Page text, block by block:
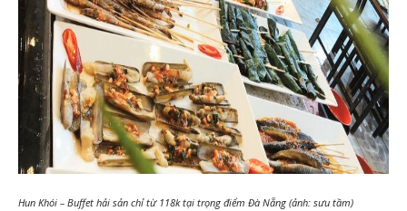
Hun Khói – Buffet hải sản chỉ từ 118k tại trọng điểm Đà Nẵng (ảnh: sưu tầm)